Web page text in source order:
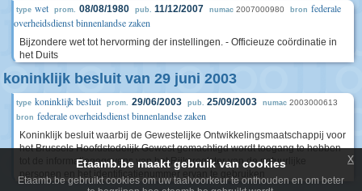
type wet prom. 08/08/1980 pub. 11/12/2007 numac 2007000980 bron federale
overheidsdienst binnenlandse zaken
Bijzondere wet tot hervorming der instellingen. - Officieuze coördinatie in
het Duits
koninklijk besluit van 29 juni 2003
type koninklijk besluit prom. 29/06/2003 pub. 25/09/2003 numac 2003000613
bron federale overheidsdienst binnenlandse zaken
Koninklijk besluit waarbij de Gewestelijke Ontwikkelingsmaatschappij voor
het Brussels Hoofdstedelijk Gewest gemachtigd wordt toegang te hebben
tot de informatiegegevens van het Rijksregister van de natuurlijke
personen en het identificatienummer ervan te gebruiken
Etaamb.be maakt gebruik van cookies
Etaamb.be gebruikt cookies om uw taalvoorkeur te onthouden en om beter
x